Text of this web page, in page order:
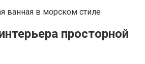
просторной